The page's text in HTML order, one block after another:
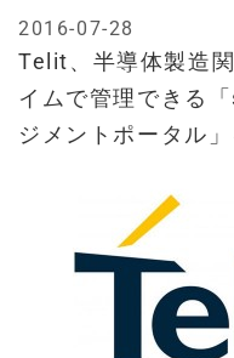
Telit、半導体製造
イムで管理できる
ジメントポータル
2016-07-28